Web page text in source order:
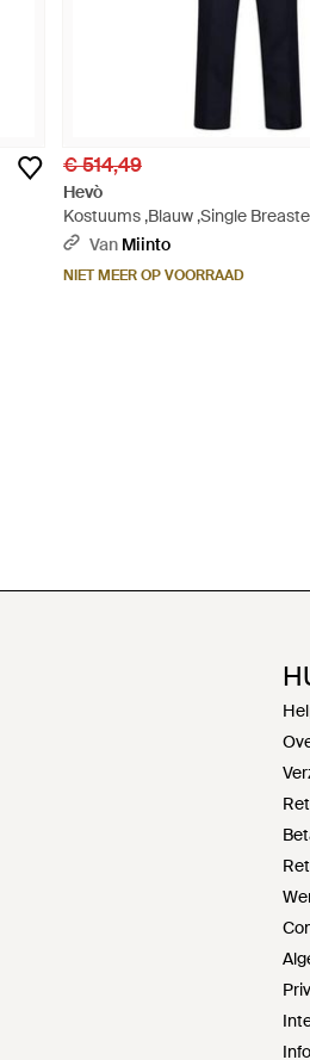
€ 514,49
Hevò
Kostuums ,Blauw ,Single
Van Miinto
NIET MEER OP VOORRAAD